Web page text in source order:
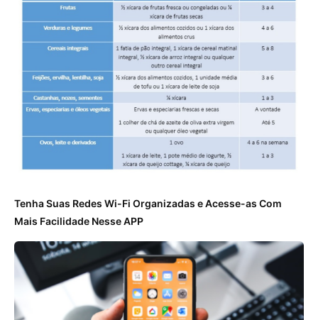
Tenha Suas Redes Wi-Fi Organizadas e Acesse-as Com
Mais Facilidade Nesse APP